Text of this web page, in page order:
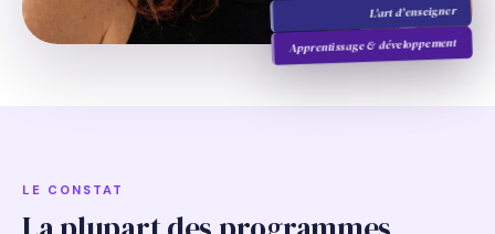
L'art d'enseigner
Apprentissage & développement
LE CONSTAT